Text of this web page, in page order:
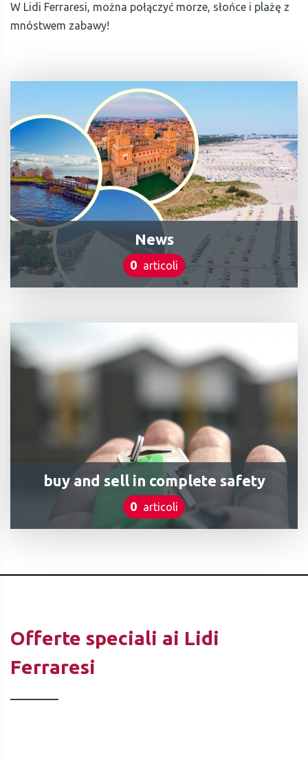
W Lidi Ferraresi, można połączyć morze, słońce i plażę z
mnóstwem zabawy!
News
0 articoli
buy and sell in complete safety
0 articoli
Offerte speciali ai Lidi
Ferraresi